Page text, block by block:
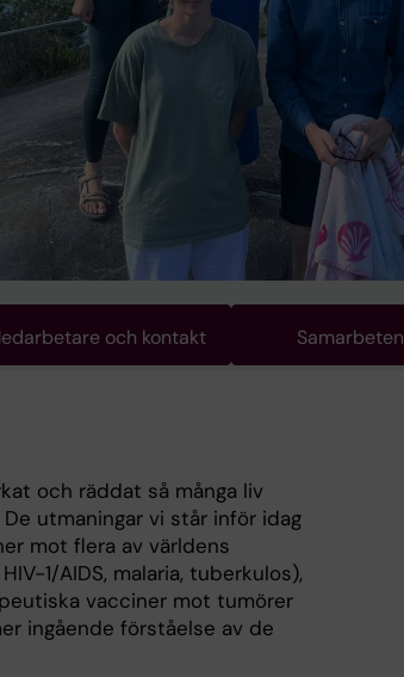
och kontakt Samarbeten
och räddat så många liv
utmaningar vi står inför idag
mot flera av världens
1/AIDS, malaria, tuberkulos),
vacciner mot tumörer
ingående förståelse av de